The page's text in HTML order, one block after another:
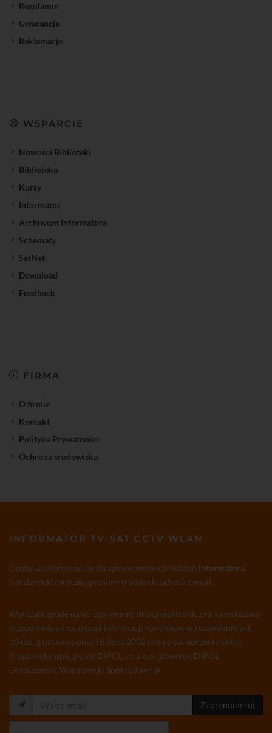
Regulamin
Gwarancja
Reklamacje
WSPARCIE
Nowości Biblioteki
Biblioteka
Kursy
Informator
Archiwum Informatora
Schematy
SatNet
Download
Feedback
FIRMA
O firmie
Kontakt
Polityka Prywatności
Ochrona środowiska
INFORMATOR TV-SAT CCTV WLAN
Osoby zainteresowane otrzymywaniem co tydzień Informatora
pocztą elektroniczną prosimy o podanie adresu e-mail:
Wyrażam zgodę na otrzymywanie drogą elektroniczną na wskazany
przeze mnie adres e-mail informacji handlowej w rozumieniu art.
10 ust. 1 ustawy z dnia 18 lipca 2002 roku o świadczeniu usług
drogą elektroniczną od DIPOL sp. z o.o. (dawniej: DIPOL
Gołaszewski, Waśniowski Spółka Jawna)
Zaprenumeruj